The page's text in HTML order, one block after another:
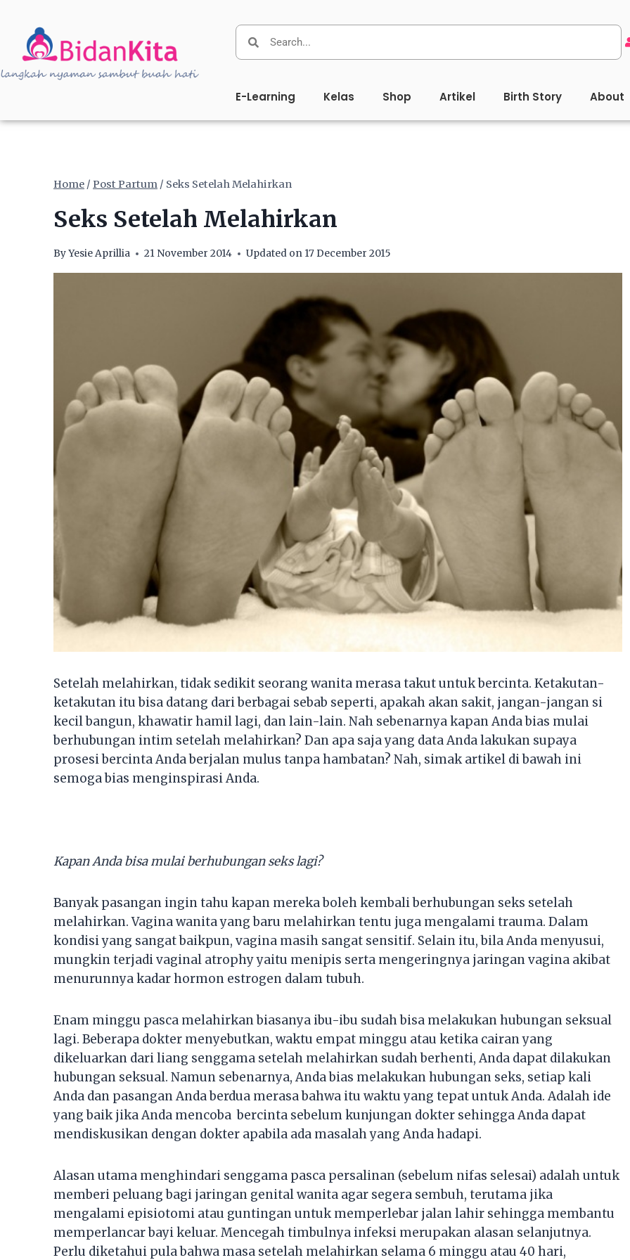
E-Learning Kelas Shop Artikel Birth Story About
Home / Post Partum / Seks Setelah Melahirkan
Seks Setelah Melahirkan
ByYesie Aprillia 21 November 2014 Updated on 17 December 2015
Setelah melahirkan, tidak sedikit seorang wanita merasa takut untuk bercinta. Ketakutan-
ketakutan itu bisa datang dari berbagai sebab seperti, apakah akan sakit, jangan-jangan si
kecil bangun, khawatir hamil lagi, dan lain-lain. Nah sebenarnya kapan Anda bias mulai
berhubungan intim setelah melahirkan? Dan apa saja yang data Anda lakukan supaya
prosesi bercinta Anda berjalan mulus tanpa hambatan? Nah, simak artikel di bawah ini
semoga bias menginspirasi Anda.
Kapan Anda bisa mulai berhubungan seks lagi?
Banyak pasangan ingin tahu kapan mereka boleh kembali berhubungan seks setelah
melahirkan. Vagina wanita yang baru melahirkan tentu juga mengalami trauma. Dalam
kondisi yang sangat baikpun, vagina masih sangat sensitif. Selain itu, bila Anda menyusui,
mungkin terjadi vaginal atrophy yaitu menipis serta mengeringnya jaringan vagina akibat
menurunnya kadar hormon estrogen dalam tubuh.
Enam minggu pasca melahirkan biasanya ibu-ibu sudah bisa melakukan hubungan seksual
lagi. Beberapa dokter menyebutkan, waktu empat minggu atau ketika cairan yang
dikeluarkan dari liang senggama setelah melahirkan sudah berhenti, Anda dapat dilakukan
hubungan seksual. Namun sebenarnya, Anda bias melakukan hubungan seks, setiap kali
Anda dan pasangan Anda berdua merasa bahwa itu waktu yang tepat untuk Anda. Adalah ide
yang baik jika Anda mencoba bercinta sebelum kunjungan dokter sehingga Anda dapat
mendiskusikan dengan dokter apabila ada masalah yang Anda hadapi.
Alasan utama menghindari senggama pasca persalinan (sebelum nifas selesai) adalah untuk
memberi peluang bagi jaringan genital wanita agar segera sembuh, terutama jika
mengalami episiotomi atau guntingan untuk memperlebar jalan lahir sehingga membantu
memperlancar bayi keluar. Mencegah timbulnya infeksi merupakan alasan selanjutnya.
Perlu diketahui pula bahwa masa setelah melahirkan selama 6 minggu atau 40 hari,